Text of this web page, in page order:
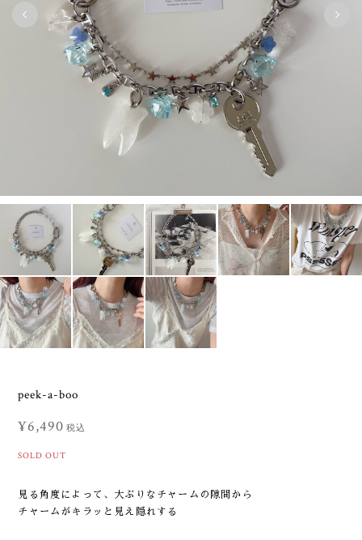
peek-a-boo
¥6,490 税込
SOLD OUT
見る角度によって、大ぶりなチャームの隙間から
チャームがキラッと見え隠れする